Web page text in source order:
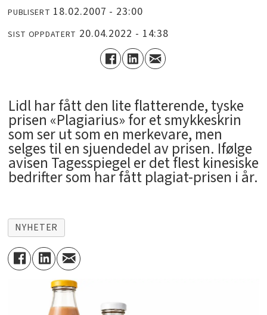
PUBLISERT 18.02.2007 - 23:00
SIST OPPDATERT 20.04.2022 - 14:38
Lidl har fått den lite flatterende, tyske
prisen «Plagiarius» for et smykkeskrin
som ser ut som en merkevare, men
selges til en sjuendedel av prisen. Ifølge
avisen Tagesspiegel er det flest kinesiske
bedrifter som har fått plagiat-prisen i år.
NYHETER